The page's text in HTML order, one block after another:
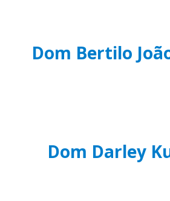
Dom Bertilo
Dom Darley